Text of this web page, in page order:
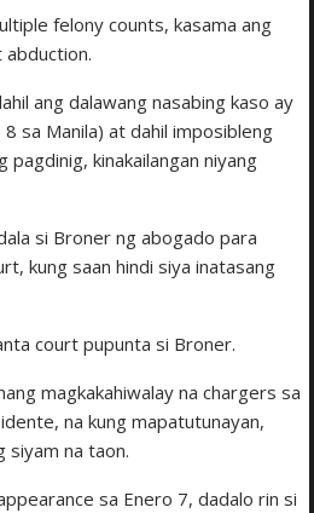
felony counts, kasama ang
ang dalawang nasabing kaso ay
sa Manila) at dahil imposibleng
pagdinig, kinakailangan niyang
si Broner ng abogado para
kung saan hindi siya inatasang
court pupunta si Broner.
magkakahiwalay na chargers sa
na kung mapatutunayan,
siyam na taon.
sa Enero 7, dadalo rin si